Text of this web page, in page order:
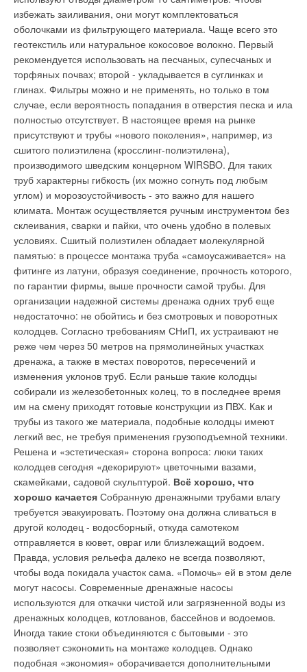
избежать заиливания, они могут комплектоваться
оболочками из фильтрующего материала. Чаще всего это
геотекстиль или натуральное кокосовое волокно. Первый
рекомендуется использовать на песчаных, супесчаных и
торфяных почвах; второй - укладывается в суглинках и
глинах. Фильтры можно и не применять, но только в том
случае, если вероятность попадания в отверстия песка и ила
полностью отсутствует. В настоящее время на рынке
присутствуют и трубы «нового поколения», например, из
сшитого полиэтилена (кросслинг-полиэтилена),
производимого шведским концерном WIRSBO. Для таких
труб характерны гибкость (их можно согнуть под любым
углом) и морозоустойчивость - это важно для нашего
климата. Монтаж осуществляется ручным инструментом без
склеивания, сварки и пайки, что очень удобно в полевых
условиях. Сшитый полиэтилен обладает молекулярной
памятью: в процессе монтажа труба «самоусаживается» на
фитинге из латуни, образуя соединение, прочность которого,
по гарантии фирмы, выше прочности самой трубы. Для
организации надежной системы дренажа одних труб еще
недостаточно: не обойтись и без смотровых и поворотных
колодцев. Согласно требованиям СНиП, их устраивают не
реже чем через 50 метров на прямолинейных участках
дренажа, а также в местах поворотов, пересечений и
изменения уклонов труб. Если раньше такие колодцы
собирали из железобетонных колец, то в последнее время
им на смену приходят готовые конструкции из ПВХ. Как и
трубы из такого же материала, подобные колодцы имеют
легкий вес, не требуя применения грузоподъемной техники.
Решена и «эстетическая» сторона вопроса: люки таких
колодцев сегодня «декорируют» цветочными вазами,
скамейками, садовой скульптурой. Всё хорошо, что
хорошо качается Собранную дренажными трубами влагу
требуется эвакуировать. Поэтому она должна сливаться в
другой колодец - водосборный, откуда самотеком
отправляется в кювет, овраг или близлежащий водоем.
Правда, условия рельефа далеко не всегда позволяют,
чтобы вода покидала участок сама. «Помочь» ей в этом деле
могут насосы. Современные дренажные насосы
используются для откачки чистой или загрязненной воды из
дренажных колодцев, котлованов, бассейнов и водоемов.
Иногда такие стоки объединяются с бытовыми - это
позволяет сэкономить на монтаже колодцев. Однако
подобная «экономия» оборачивается дополнительными